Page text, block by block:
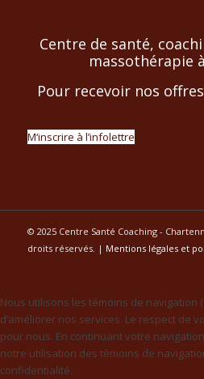
Centre de santé,
massothérapie
Pour recevoir nos
M‘inscrire à l’infolettre
© 2025 Centre Santé Coaching -
droits réservés. | Mentions légales et
Nous utilisons les témoins de navigation
d’améliorer nos services. Le respect de
pour nous. En continuant votre
notre utilisation des témoins de
confidentialité.